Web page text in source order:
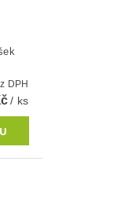
Kč bez DPH
/ ks